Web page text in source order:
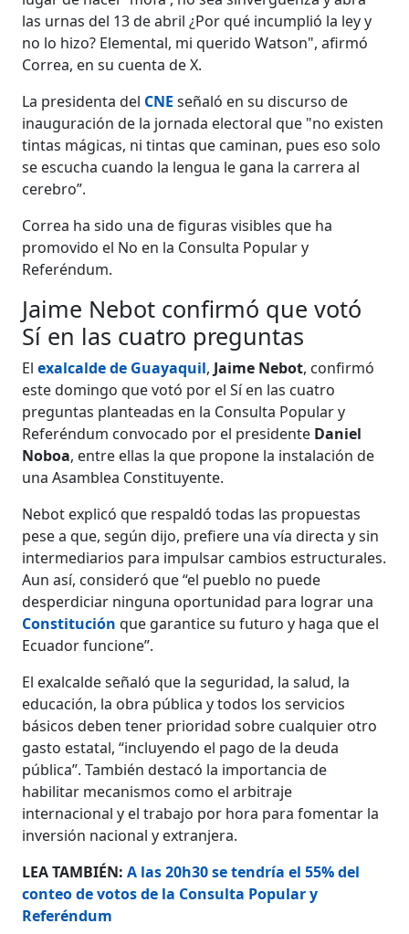
las urnas del 13 de abril ¿Por qué incumplió la ley y
no lo hizo? Elemental, mi querido Watson", afirmó
Correa, en su cuenta de X.
La presidenta del CNEseñaló en su discurso de
inauguración de la jornada electoral que "no existen
tintas mágicas, ni tintas que caminan, pues eso solo
se escucha cuando la lengua le gana la carrera al
cerebro”.
Correa ha sido una de figuras visibles que ha
promovido el No en la Consulta Popular y
Referéndum.
Jaime Nebot confirmó que votó
Sí en las cuatro preguntas
Elexalcalde de Guayaquil, Jaime Nebot, confirmó
este domingo que votó por el Sí en las cuatro
preguntas planteadas en la Consulta Popular y
Referéndum convocado por el presidente Daniel
Noboa, entre ellas la que propone la instalación de
una Asamblea Constituyente.
Nebot explicó que respaldó todas las propuestas
pese a que, según dijo, prefiere una vía directa y sin
intermediarios para impulsar cambios estructurales.
Aun así, consideró que “el pueblo no puede
desperdiciar ninguna oportunidad para lograr una
Constituciónque garantice su futuro y haga que el
Ecuador funcione”.
El exalcalde señaló que la seguridad, la salud, la
educación, la obra pública y todos los servicios
básicos deben tener prioridad sobre cualquier otro
gasto estatal, “incluyendo el pago de la deuda
pública”. También destacó la importancia de
habilitar mecanismos como el arbitraje
internacional y el trabajo por hora para fomentar la
inversión nacional y extranjera.
LEA TAMBIÉN:A las 20h30 se tendría el 55% del
conteo de votos de la Consulta Popular y
Referéndum